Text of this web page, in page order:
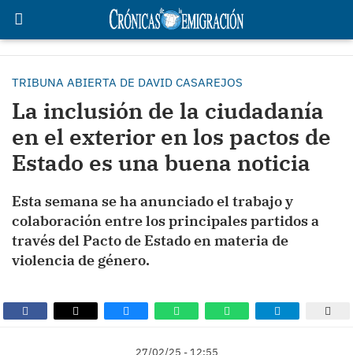
TRIBUNA ABIERTA DE DAVID CASAREJOS
La inclusión de la ciudadanía
en el exterior en los pactos de
Estado es una buena noticia
Esta semana se ha anunciado el trabajo y
colaboración entre los principales partidos a
través del Pacto de Estado en materia de
violencia de género.
27/02/25 - 12:55